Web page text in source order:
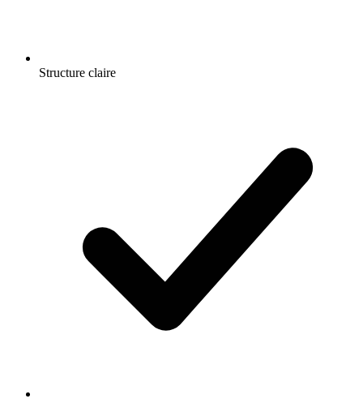
Structure claire